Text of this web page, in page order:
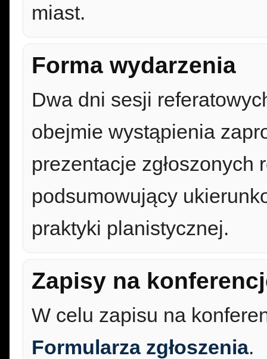
miast.
Forma wydarzenia
Dwa dni sesji
obejmie wystąpienia
prezentacje zgłoszonych
podsumowujący
praktyki planistycznej.
Zapisy na
W celu zapisu na
Formularza zgłoszenia.